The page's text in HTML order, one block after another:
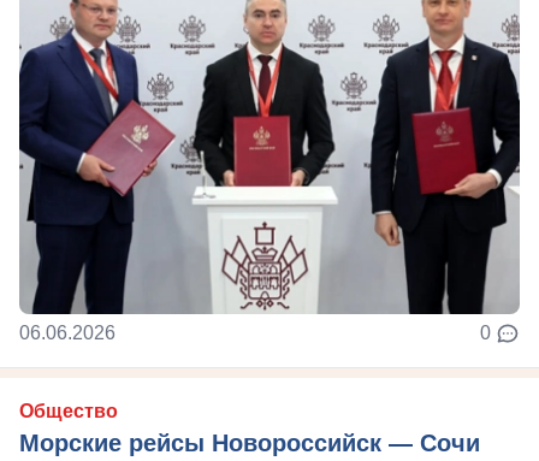
06.06.2026 0
Общество
Морские рейсы Новороссийск — Сочи